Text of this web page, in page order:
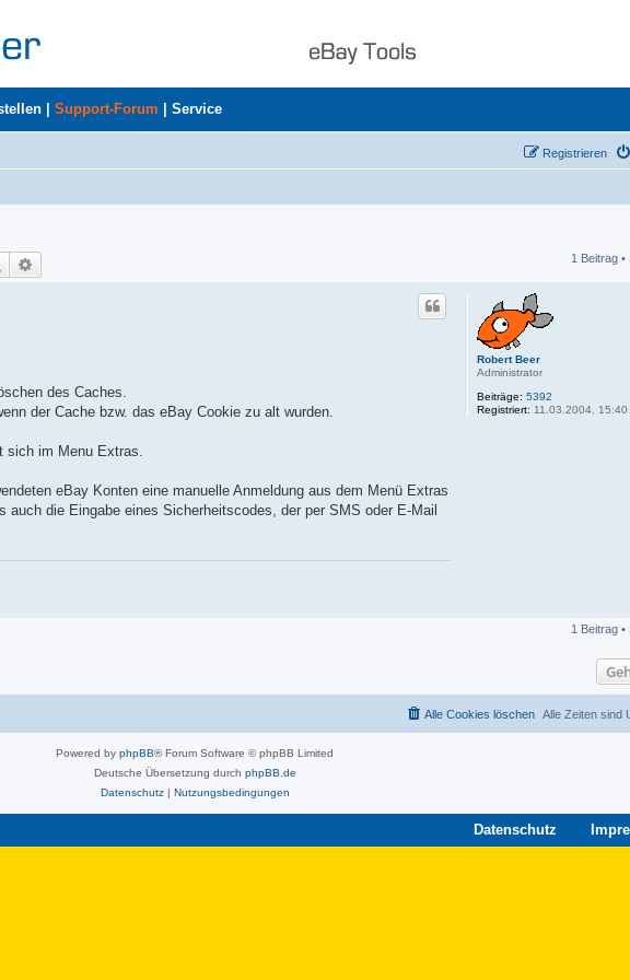
Support-Forum Service
Registrieren
Suche 1 Beitrag •
Robert Beer
Administrator
Beiträge: 5392
Registriert: 11.03.2004, 15:40
des Caches.
der Cache bzw. das eBay Cookie zu alt wurden.
sich im Menu Extras.
eBay Konten eine manuelle Anmeldung aus dem Menü Extras
auch die Eingabe eines Sicherheitscodes, der per SMS oder E-Mail
1 Beitrag •
Alle Zeiten sind
Alle Cookies löschen
Powered by phpBB® Forum Software © phpBB Limited
Deutsche Übersetzung durch phpBB.de
Datenschutz| Nutzungsbedingungen
Datenschutz